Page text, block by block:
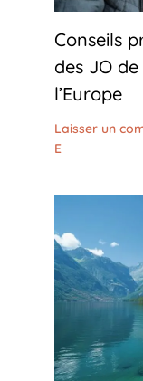
Conseils
des JO
l’Europe
Laisser un
E